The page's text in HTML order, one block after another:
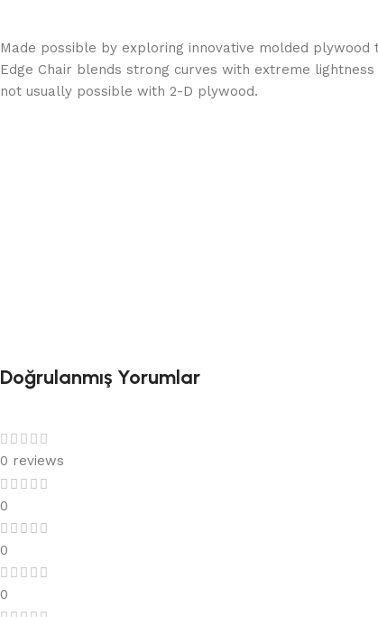
Made possible by exploring innovative molded plywood
Edge Chair blends strong curves with extreme
not usually possible with 2-D plywood.
Doğrulanmış Yorumlar
0 reviews
0
0
0